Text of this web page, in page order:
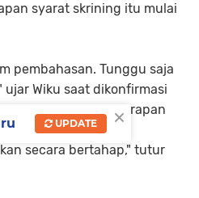
syarat skrining itu mulai
pembahasan. Tunggu saja
Wiku saat dikonfirmasi
menegaskan penerapan
dilakukan secara
secara bertahap," tutur
×
UPDATE